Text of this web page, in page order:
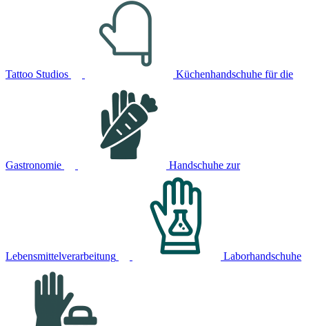
Tattoo Studios Küchenhandschuhe für die
Gastronomie Handschuhe zur
Lebensmittelverarbeitung Laborhandschuhe